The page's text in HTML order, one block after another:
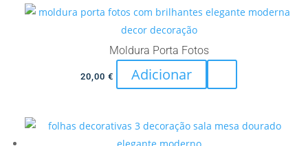
page
Moldura Porta Fotos
20,00 € Adicionar